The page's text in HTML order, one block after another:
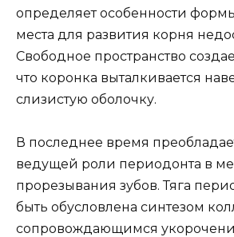
определяет особенности
места для развития корня
Свободное пространство
что коронка выталкивается
слизистую оболочку.
В последнее время
ведущей роли периодонта в
прорезывания зубов. Тяга
быть обусловлена синтезом
сопровождающимся